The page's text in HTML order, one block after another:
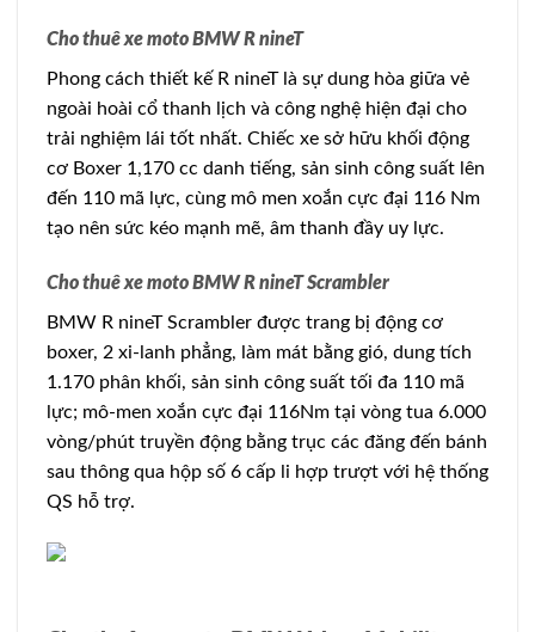
Cho thuê xe moto BMW R nineT
Phong cách thiết kế R nineT là sự dung hòa giữa vẻ
ngoài hoài cổ thanh lịch và công nghệ hiện đại cho
trải nghiệm lái tốt nhất. Chiếc xe sở hữu khối động
cơ Boxer 1,170 cc danh tiếng, sản sinh công suất lên
đến 110 mã lực, cùng mô men xoắn cực đại 116 Nm
tạo nên sức kéo mạnh mẽ, âm thanh đầy uy lực.
Cho thuê xe moto BMW R nineT Scrambler
BMW R nineT Scrambler được trang bị động cơ
boxer, 2 xi-lanh phẳng, làm mát bằng gió, dung tích
1.170 phân khối, sản sinh công suất tối đa 110 mã
lực; mô-men xoắn cực đại 116Nm tại vòng tua 6.000
vòng/phút truyền động bằng trục các đăng đến bánh
sau thông qua hộp số 6 cấp li hợp trượt với hệ thống
QS hỗ trợ.